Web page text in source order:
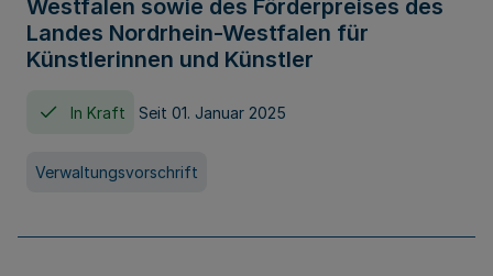
Westfalen sowie des Förderpreises des
Landes Nordrhein-Westfalen für
Künstlerinnen und Künstler
In Kraft Seit 01. Januar 2025
Verwaltungsvorschrift